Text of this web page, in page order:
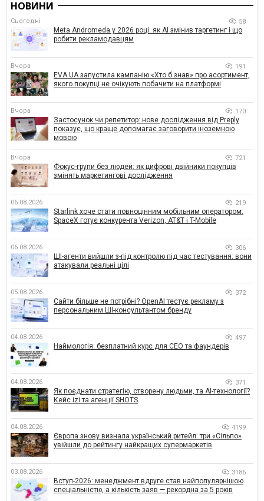
НОВИНИ
Сьогодні 58
Meta Andromeda у 2026 році: як AI змінив таргетинг і що
робити рекламодавцям
Вчора 191
EVA.UA запустила кампанію «Хто б знав» про асортимент,
якого покупці не очікують побачити на платформі
Вчора 170
Застосунок чи репетитор: нове дослідження від Preply
показує, що краще допомагає заговорити іноземною
мовою
Вчора 721
Фокус-групи без людей: як цифрові двійники покупців
змінять маркетингові дослідження
06.08.2026 219
Starlink хоче стати повноцінним мобільним оператором:
SpaceX готує конкурента Verizon, AT&T і T-Mobile
06.08.2026 306
ШІ-агенти вийшли з-під контролю під час тестування: вони
атакували реальні цілі
05.08.2026 372
Сайти більше не потрібні? OpenAI тестує рекламу з
персональним ШІ-консультантом бренду
04.08.2026 497
Наймологія: безплатний курс для CEO та фаундерів
04.08.2026 371
Як поєднати стратегію, створену людьми, та AI-технології?
Кейс izi та агенції SHOTS
04.08.2026 4199
Європа знову визнала український ритейл: три «Сільпо»
увійшли до рейтингу найкращих супермаркетів
03.08.2026 3186
Вступ-2026: менеджмент вдруге став найпопулярнішою
спеціальністю, а кількість заяв — рекордна за 5 років